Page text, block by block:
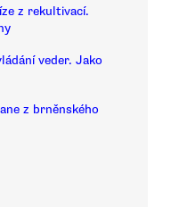
z rekultivací.
veder. Jako
z brněnského